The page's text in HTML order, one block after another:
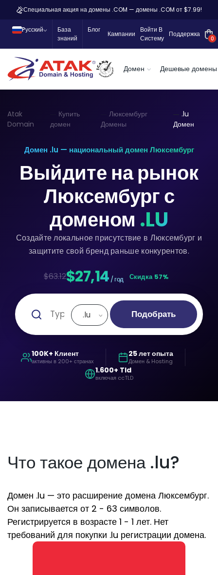
Специальная акция на домены .COM — домены .COM от $7.99!
Pусский
База
знаний
Блог
Кампании
Войти В
Систему
Поддержка
0
Домен Дешевые домены
Atak
Domain
Купить
домен
Люксембург
Домены
.lu
Домен
Домен .lu — национальный домен Люксембург
Выйдите на рынок
Люксембург с
доменом .LU
Создайте локальное присутствие в Люксембург и
защитите свой бренд раньше конкурентов.
$63.12$27,14 / год Скидка 57%
.lu Подобрать
100K+ Клиент
активны в 200+ странах
25 лет опыта
Домен & Hosting
1.600+ Tld
включая ccTLD
Что такое домена .lu?
Домен .lu — это расширение домена Люксембург.
Он записывается от 2 - 63 символов.
Регистрируется в возрасте 1 - 1 лет. Нет
требований для покупки .lu регистрации домена.